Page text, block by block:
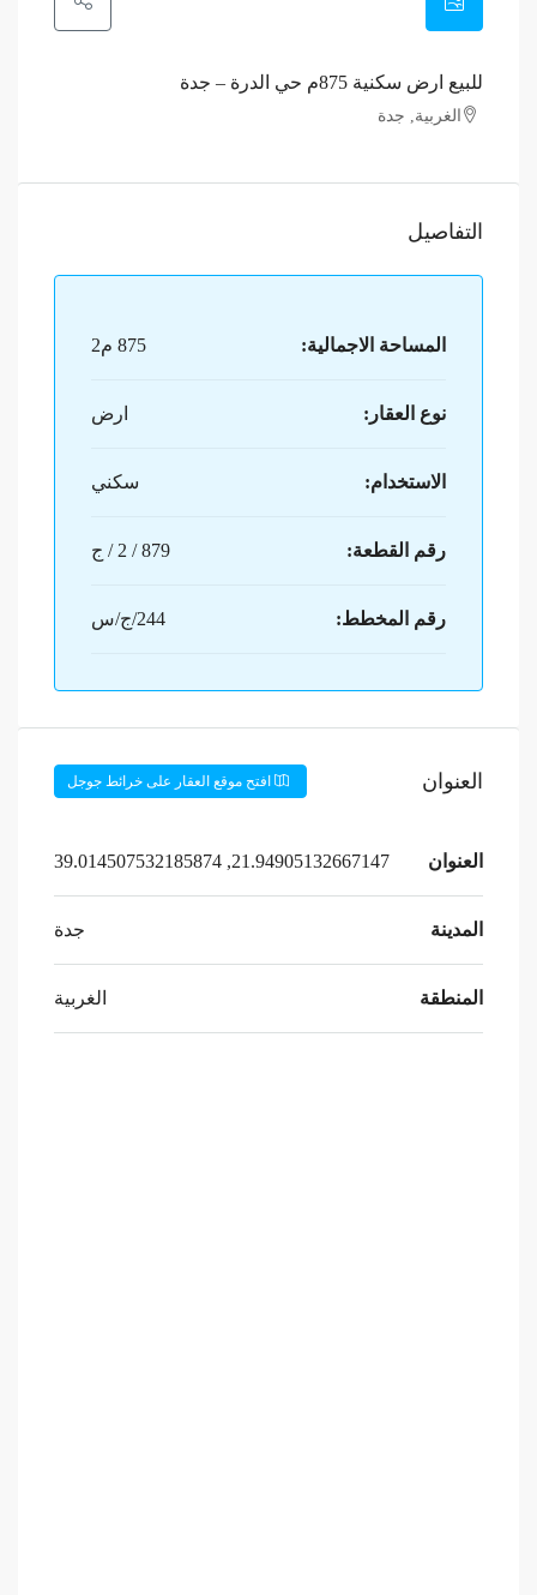
للبيع ارض سكنية 875م حي الدرة – جدة
الغربية, جدة
التفاصيل
المساحة الاجمالية: 875 م2
نوع العقار: ارض
الاستخدام: سكني
رقم القطعة: 879 / 2 / ج
رقم المخطط: 244/ج/س
العنوان افتح موقع العقار على خرائط جوجل
العنوان 21.94905132667147, 39.014507532185874
المدينة جدة
المنطقة الغربية